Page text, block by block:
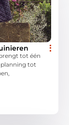
tot één
tot